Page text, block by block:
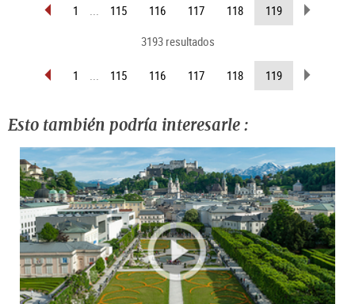
retroceder
página
1 ... 115 116 117 118 119(página
actual )
pasar
3193 resultados
retroceder
página
1 ... 115 116 117 118 119(página
actual )
pasar
Esto también podría interesarle :